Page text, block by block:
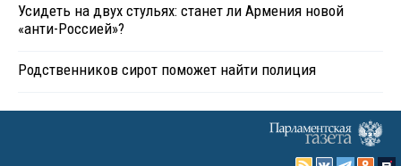
Усидеть на двух стульях: станет ли Армения новой
«анти-Россией»?
Родственников сирот поможет найти полиция